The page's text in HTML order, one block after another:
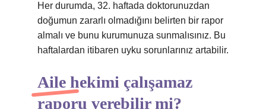
Her durumda, 32. haftada doktorunuzdan
doğumun zararlı olmadığını belirten bir rapor
almalı ve bunu kurumunuza sunmalısınız. Bu
haftalardan itibaren uyku sorunlarınız artabilir.
Aile hekimi çalışamaz
raporu verebilir mi?